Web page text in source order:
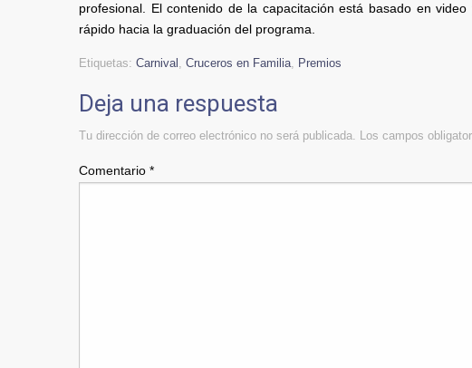
profesional. El contenido de la capacitación está basado en
rápido hacia la graduación del programa.
Etiquetas: Carnival , Cruceros en Familia, Premios
Deja una respuesta
Tu dirección de correo electrónico no será publicada. Los campos
Comentario *